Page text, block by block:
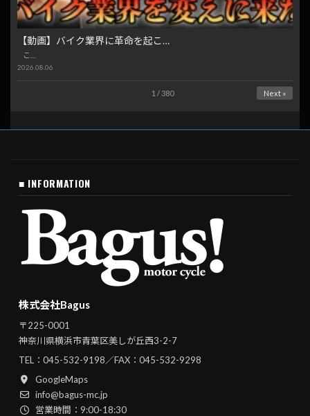
【動画】バイク業界に革命を起こ…
こ…
2026.08.06
1 / 380 Next »
■ INFORMATION
株式会社Bagus
〒225-0001
神奈川県横浜市青葉区美しが丘西3-2-7
TEL： 045-532-9198／FAX：045-532-9298
GoogleMaps
info@bagus-mc.jp
営業時間：9:00-18:30